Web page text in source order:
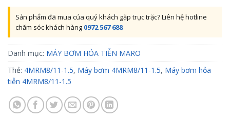
Sản phẩm đã mua của quý khách gặp trục trặc? Liên hệ hotline
chăm sóc khách hàng 0972 567 688
Danh mục: MÁY BƠM HỎA TIỄN MARO
Thẻ: 4MRM8/11-1.5, Máy bơm 4MRM8/11-1.5, Máy bơm hỏa
tiễn 4MRM8/11-1.5